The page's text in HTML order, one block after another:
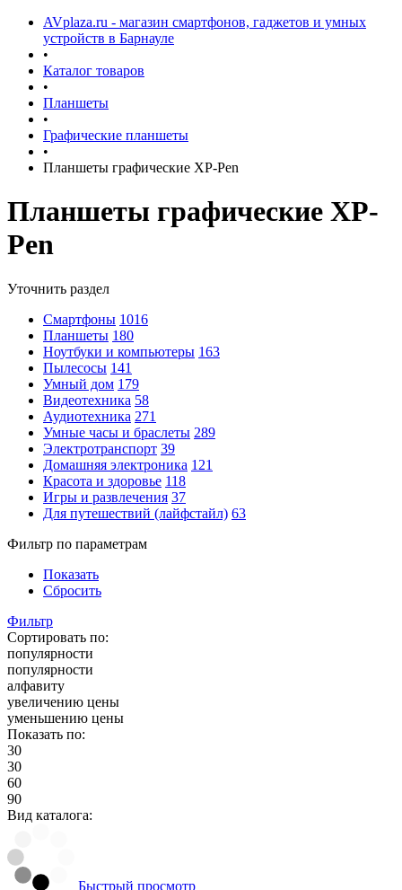
AVplaza.ru - магазин смартфонов, гаджетов и умных
устройств в Барнауле
•
Каталог товаров
•
Планшеты
•
Графические планшеты
•
Планшеты графические XP-Pen
Планшеты графические XP-
Pen
Уточнить раздел
Смартфоны 1016
Планшеты 180
Ноутбуки и компьютеры 163
Пылесосы 141
Умный дом 179
Видеотехника 58
Аудиотехника 271
Умные часы и браслеты 289
Электротранспорт 39
Домашняя электроника 121
Красота и здоровье 118
Игры и развлечения 37
Для путешествий (лайфстайл) 63
Фильтр по параметрам
Показать
Сбросить
Фильтр
Сортировать по:
популярности
популярности
алфавиту
увеличению цены
уменьшению цены
Показать по:
30
30
60
90
Вид каталога:
Быстрый просмотр